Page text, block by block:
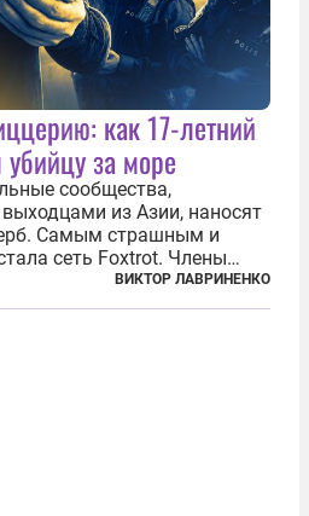
как 17-летний
за море
сообщества,
из Азии, наносят
Самым страшным и
сеть Foxtrot. Члены
и грабят шведов,
но и совершают
ВИКТОР ЛАВРИНЕНКО